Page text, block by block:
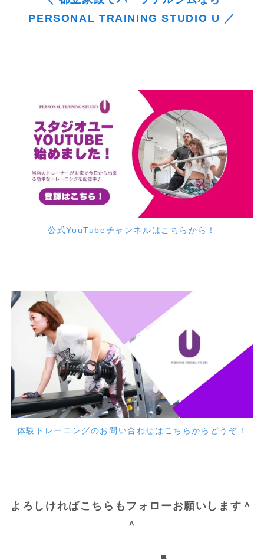
PERSONAL TRAINING STUDIO U ／
公式YouTubeチャンネルはこちらから！
体験トレーニングのお問い合わせはこちらからどうぞ！
よろしければこちらもフォローお願いします＾
＾